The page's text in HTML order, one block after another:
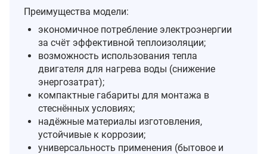
Преимущества модели:
экономичное потребление электроэнергии
за счёт эффективной теплоизоляции;
возможность использования тепла
двигателя для нагрева воды (снижение
энергозатрат);
компактные габариты для монтажа в
стеснённых условиях;
надёжные материалы изготовления,
устойчивые к коррозии;
универсальность применения (бытовое и